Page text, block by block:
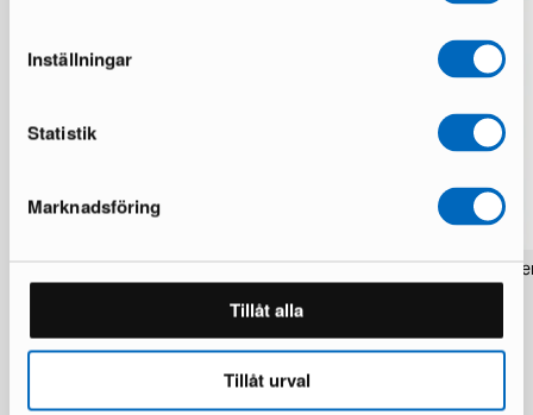
Inställningar
Statistik
Marknadsföring
Tillåt alla
Tillåt urval
Rezas Modern Handmade Mix matta
200 x 220 cm
15 924 kr 19 906 kr
Pakistan handknotted
matta 63 x 186 cm
2 934 kr 3 672 kr